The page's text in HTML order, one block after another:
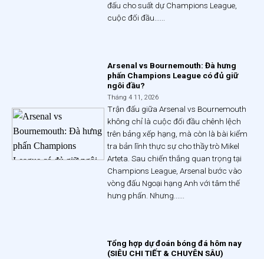
đấu cho suất dự Champions League,
cuộc đối đầu......
Arsenal vs Bournemouth: Đà hưng
phấn Champions League có đủ giữ
ngôi đầu?
Tháng 4 11, 2026
Trận đấu giữa Arsenal vs Bournemouth
không chỉ là cuộc đối đầu chênh lệch
trên bảng xếp hạng, mà còn là bài kiểm
tra bản lĩnh thực sự cho thầy trò Mikel
Arteta. Sau chiến thắng quan trọng tại
Champions League, Arsenal bước vào
vòng đấu Ngoại hạng Anh với tâm thế
hưng phấn. Nhưng......
Tổng hợp dự đoán bóng đá hôm nay
(SIÊU CHI TIẾT & CHUYÊN SÂU)